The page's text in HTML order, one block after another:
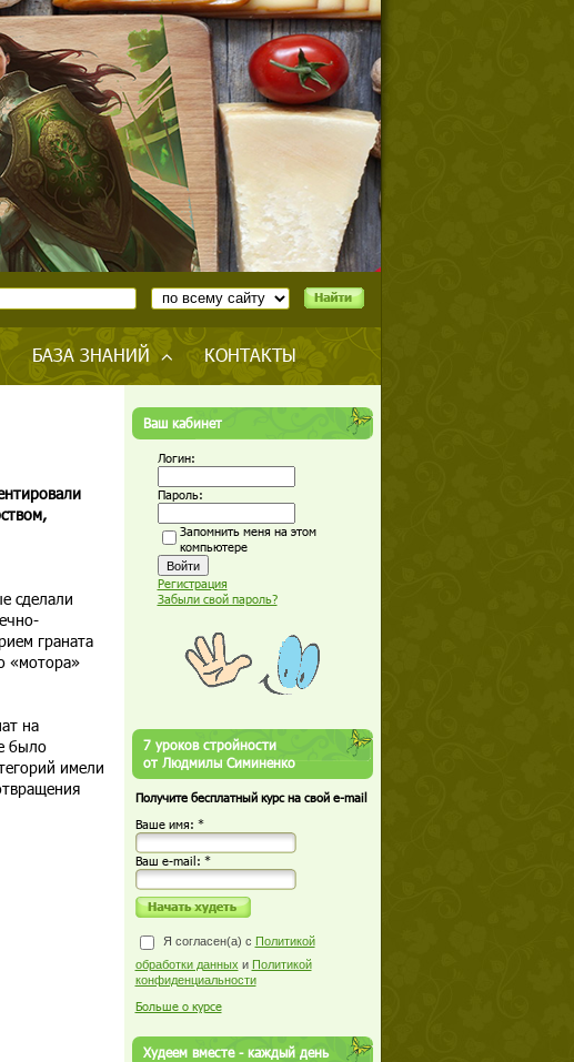
БАЗА ЗНАНИЙ КОНТАКТЫ
сделали
граната
«мотора»
на
было
имели
Ваш кабинет
Логин:
Пароль:
Запомнить меня на этом
компьютере
Регистрация
Забыли свой пароль?
7 уроков стройности
от Людмилы Симиненко
Получите бесплатный курс на свой e-mail
Ваше имя: *
Ваш е-mail: *
Я согласен(а) с Политикой
обработки данных и Политикой
конфиденциальности
Больше о курсе
Худеем вместе - каждый день